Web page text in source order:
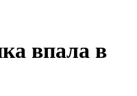
впала в